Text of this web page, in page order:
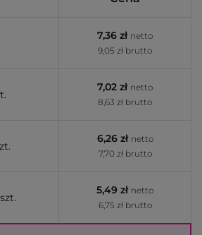
7,36 zł netto
9,05 zł brutto
7,02 zł netto
8,63 zł brutto
6,26 zł netto
7,70 zł brutto
5,49 zł netto
6,75 zł brutto